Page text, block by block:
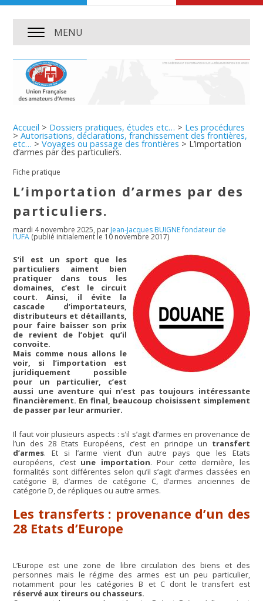
MENU
Accueil > Dossiers pratiques, études etc… > Les procédures
>Autorisations, déclarations, franchissement des frontières,
etc… >Voyages ou passage des frontières > L’importation
d’armes par des particuliers.
Fiche pratique
L’importation d’armes par des
particuliers.
mardi 4 novembre 2025, par Jean-Jacques BUIGNE fondateur de
l’UFA (publié initialement le 10 novembre 2017)
S’il est un sport que les
particuliers aiment bien
pratiquer dans tous les
domaines, c’est le circuit
court. Ainsi, il évite la
cascade d’importateurs,
distributeurs et détaillants,
pour faire baisser son prix
de revient de l’objet qu’il
convoite.
Mais comme nous allons le
voir, si l’importation est
juridiquement possible
pour un particulier, c’est
aussi une aventure qui n’est pas toujours intéressante
financièrement. En final, beaucoup choisissent simplement
de passer par leur armurier.
Il faut voir plusieurs aspects : s’il s’agit d’armes en provenance de
l’un des 28 Etats Européens, c’est en principe un transfert
d’armes. Et si l’arme vient d’un autre pays que les Etats
européens, c’est une importation. Pour cette dernière, les
formalités sont différentes selon qu’il s’agit d’armes classées en
catégorie B, d’armes de catégorie C, d’armes anciennes de
catégorie D, de répliques ou autre armes.
Les transferts : provenance d’un des
28 Etats d’Europe
L’Europe est une zone de libre circulation des biens et des
personnes mais le régime des armes est un peu particulier,
notamment pour les catégories B et C dont le transfert est
réservé aux tireurs ou chasseurs.